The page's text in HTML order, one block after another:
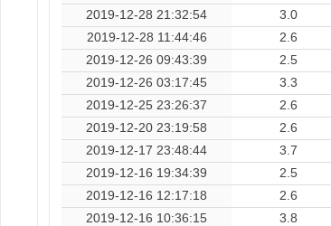
2019-12-28 21:32:54
3.0
2019-12-28 11:44:46
2.6
2019-12-26 09:43:39
2.5
2019-12-26 03:17:45
3.3
2019-12-25 23:26:37
2.6
2019-12-20 23:19:58
2.6
2019-12-17 23:48:44
3.7
2019-12-16 19:34:39
2.5
2019-12-16 12:17:18
2.6
2019-12-16 10:36:15
3.8